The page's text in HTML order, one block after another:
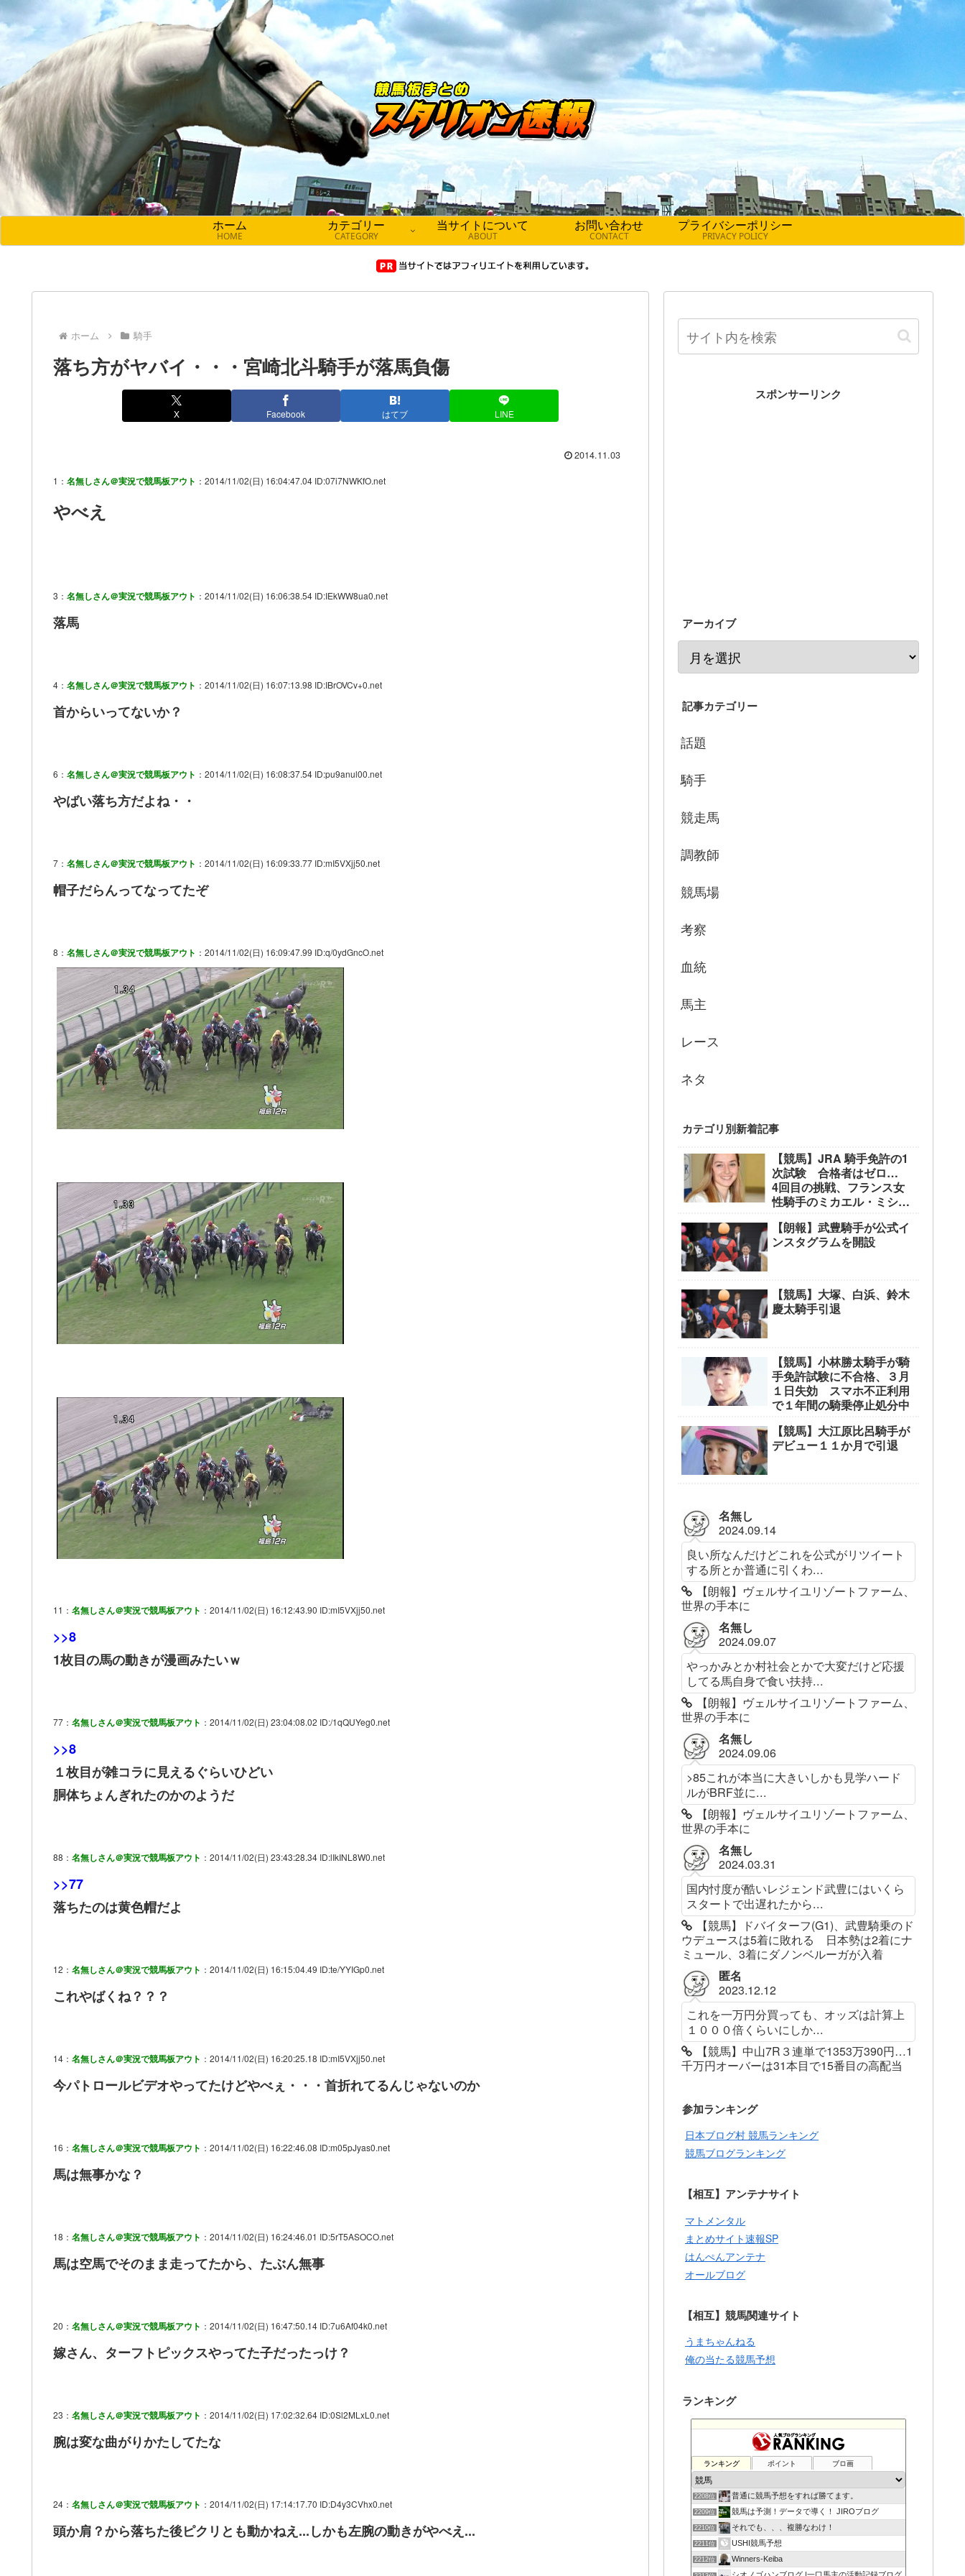
ホーム
HOME
カテゴリー
CATEGORY
当サイトについて
ABOUT
お問い合わせ
CONTACT
プライバシーポリシー
PRIVACY POLICY
ホーム 騎手
落ち方がヤバイ・・・宮崎北斗騎手が落馬負傷
X Facebook はてブ LINE
2014.11.03
1： 名無しさん＠実況で競馬板アウト ：2014/11/02(日) 16:04:47.04 ID:07i7NWKfO.net
やべえ
3： 名無しさん＠実況で競馬板アウト ：2014/11/02(日) 16:06:38.54 ID:IEkWW8ua0.net
落馬
4： 名無しさん＠実況で競馬板アウト ：2014/11/02(日) 16:07:13.98 ID:IBrOVCv+0.net
首からいってないか？
6： 名無しさん＠実況で競馬板アウト ：2014/11/02(日) 16:08:37.54 ID:pu9anul00.net
やばい落ち方だよね・・
7： 名無しさん＠実況で競馬板アウト ：2014/11/02(日) 16:09:33.77 ID:mI5VXjj50.net
帽子だらんってなってたぞ
8： 名無しさん＠実況で競馬板アウト ：2014/11/02(日) 16:09:47.99 ID:q/0ydGncO.net
11： 名無しさん＠実況で競馬板アウト ：2014/11/02(日) 16:12:43.90 ID:mI5VXjj50.net
>>8
1枚目の馬の動きが漫画みたいｗ
77： 名無しさん＠実況で競馬板アウト ：2014/11/02(日) 23:04:08.02 ID:/1qQUYeg0.net
>>8
１枚目が雑コラに見えるぐらいひどい
胴体ちょんぎれたのかのようだ
88： 名無しさん＠実況で競馬板アウト ：2014/11/02(日) 23:43:28.34 ID:lIkINL8W0.net
>>77
落ちたのは黄色帽だよ
12： 名無しさん＠実況で競馬板アウト ：2014/11/02(日) 16:15:04.49 ID:te/YYIGp0.net
これやばくね？？？
14： 名無しさん＠実況で競馬板アウト ：2014/11/02(日) 16:20:25.18 ID:mI5VXjj50.net
今パトロールビデオやってたけどやべぇ・・・首折れてるんじゃないのか
16： 名無しさん＠実況で競馬板アウト ：2014/11/02(日) 16:22:46.08 ID:m05pJyas0.net
馬は無事かな？
18： 名無しさん＠実況で競馬板アウト ：2014/11/02(日) 16:24:46.01 ID:5rT5ASOCO.net
馬は空馬でそのまま走ってたから、たぶん無事
20： 名無しさん＠実況で競馬板アウト ：2014/11/02(日) 16:47:50.14 ID:7u6Af04k0.net
嫁さん、ターフトピックスやってた子だったっけ？
23： 名無しさん＠実況で競馬板アウト ：2014/11/02(日) 17:02:32.64 ID:0Sl2MLxL0.net
腕は変な曲がりかたしてたな
24： 名無しさん＠実況で競馬板アウト ：2014/11/02(日) 17:14:17.70 ID:D4y3CVhx0.net
頭か肩？から落ちた後ピクリとも動かねえ...しかも左腕の動きがやべえ...
スポンサーリンク
アーカイブ
記事カテゴリー
話題
騎手
競走馬
調教師
競馬場
考察
血統
馬主
レース
ネタ
カテゴリ別新着記事
【競馬】JRA 騎手免許の1
次試験 合格者はゼロ…
4回目の挑戦、フランス女
性騎手のミカエル・ミシェ
【朗報】武豊騎手が公式イ
ンスタグラムを開設
【競馬】大塚、白浜、鈴木
慶太騎手引退
【競馬】小林勝太騎手が騎
手免許試験に不合格、３月
１日失効 スマホ不正利用
で１年間の騎乗停止処分中
【競馬】大江原比呂騎手が
デビュー１１か月で引退
名無し
2024.09.14
良い所なんだけどこれを公式がリツイート
する所とか普通に引くわ...
【朗報】ヴェルサイユリゾートファーム、
世界の手本に
名無し
2024.09.07
やっかみとか村社会とかで大変だけど応援
してる馬自身で食い扶持...
【朗報】ヴェルサイユリゾートファーム、
世界の手本に
名無し
2024.09.06
>85これが本当に大きいしかも見学ハード
ルがBRF並に...
【朗報】ヴェルサイユリゾートファーム、
世界の手本に
名無し
2024.03.31
国内忖度が酷いレジェンド武豊にはいくら
スタートで出遅れたから...
【競馬】ドバイターフ(G1)、武豊騎乗のド
ウデュースは5着に敗れる 日本勢は2着にナ
ミュール、3着にダノンベルーガが入着
匿名
2023.12.12
これを一万円分買っても、オッズは計算上
１０００倍くらいにしか...
【競馬】中山7R３連単で1353万390円…1
千万円オーバーは31本目で15番目の高配当
参加ランキング
日本ブログ村 競馬ランキング
競馬ブログランキング
【相互】アンテナサイト
マトメンタル
まとめサイト速報SP
はんぺんアンテナ
オールブログ
【相互】競馬関連サイト
うまちゃんねる
俺の当たる競馬予想
ランキング
ランキング ポイント ブロ画
2208位 普通に競馬予想をすれば勝てます。
2209位 競馬は予測！データで導く！ JIROブログ
2210位 それでも、、、複勝なわけ！
2211位 USHI競馬予想
2212位 Winners-Keiba